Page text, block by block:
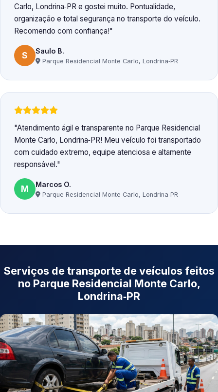
Carlo, Londrina‑PR e gostei muito. Pontualidade,
organização e total segurança no transporte do veículo.
Recomendo com confiança!
S Saulo B.
Parque Residencial Monte Carlo, Londrina‑PR
Atendimento ágil e transparente no Parque Residencial
Monte Carlo, Londrina‑PR! Meu veículo foi transportado
com cuidado extremo, equipe atenciosa e altamente
responsável.
M Marcos O.
Parque Residencial Monte Carlo, Londrina‑PR
Serviços de transporte de veículos feitos
no Parque Residencial Monte Carlo,
Londrina‑PR